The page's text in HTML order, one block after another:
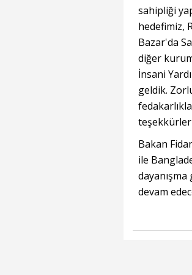
sahipliği
hedefimiz,
Bazar'da
diğer
İnsani
geldik.
Bakan
ile
devam